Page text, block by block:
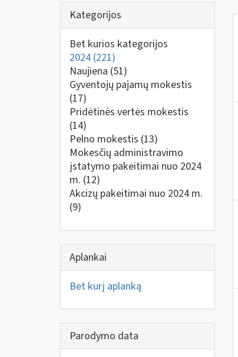
Kategorijos
Bet kurios kategorijos
2024 (221)
Naujiena (51)
Gyventojų pajamų mokestis
(17)
Pridėtinės vertės mokestis
(14)
Pelno mokestis (13)
Mokesčių administravimo
įstatymo pakeitimai nuo 2024
m. (12)
Akcizų pakeitimai nuo 2024 m.
(9)
Aplankai
Bet kurį aplanką
Parodymo data